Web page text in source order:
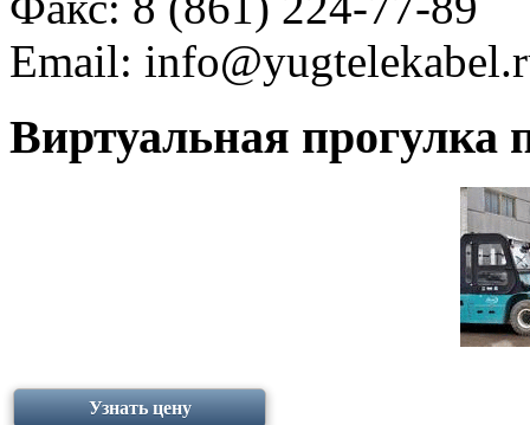
Email:
Виртуальная прогулка
Узнать цену